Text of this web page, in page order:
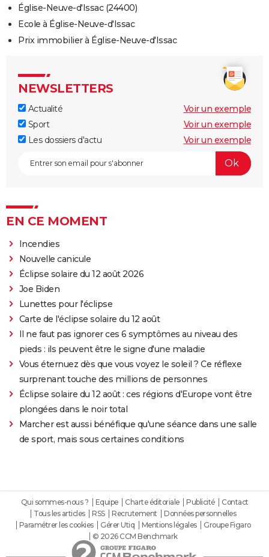
Église-Neuve-d'Issac (24400)
Ecole à Église-Neuve-d'Issac
Prix immobilier à Église-Neuve-d'Issac
NEWSLETTERS
Actualité
Voir un exemple
Sport
Voir un exemple
Les dossiers d'actu
Voir un exemple
EN CE MOMENT
Incendies
Nouvelle canicule
Éclipse solaire du 12 août 2026
Joe Biden
Lunettes pour l'éclipse
Carte de l'éclipse solaire du 12 août
Il ne faut pas ignorer ces 6 symptômes au niveau des
pieds : ils peuvent être le signe d'une maladie
Vous éternuez dès que vous voyez le soleil ? Ce réflexe
surprenant touche des millions de personnes
Éclipse solaire du 12 août : ces régions d'Europe vont être
plongées dans le noir total
Marcher est aussi bénéfique qu'une séance dans une salle
de sport, mais sous certaines conditions
Qui sommes-nous ? Equipe Charte éditoriale Publicité
Contact
Tous les articles
RSS Recrutement
Données personnelles
Paramétrer les cookies
Gérer Utiq Mentions légales
Groupe Figaro
© 2026 CCM Benchmark